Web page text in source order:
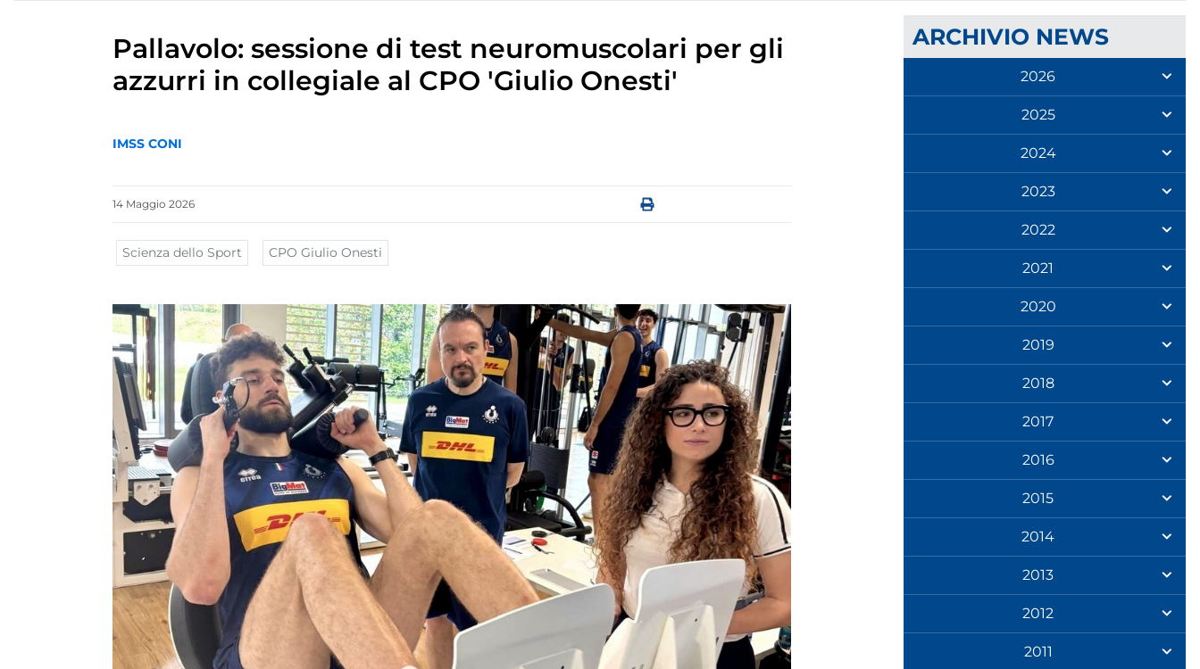
Pallavolo: sessione di test neuromuscolari per gli
azzurri in collegiale al CPO 'Giulio Onesti'
IMSS CONI
14 Maggio 2026
Scienza dello Sport CPO Giulio Onesti
ARCHIVIO NEWS
2026
2025
2024
2023
2022
2021
2020
2019
2018
2017
2016
2015
2014
2013
2012
2011